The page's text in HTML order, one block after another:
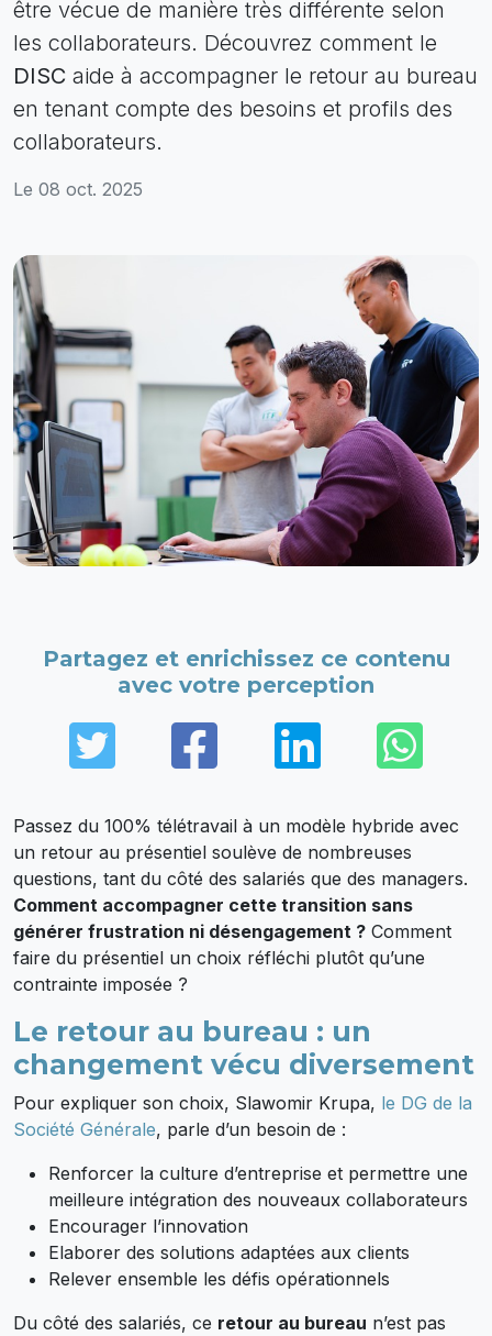
être vécue de manière très différente selon
les collaborateurs. Découvrez comment le
DISC aide à accompagner le retour au bureau
en tenant compte des besoins et profils des
collaborateurs.
Le 08 oct. 2025
Partagez et enrichissez ce contenu
avec votre perception
TwitterFacebook
LinkedIn
Passez du 100% télétravail à un modèle hybride avec
un retour au présentiel soulève de nombreuses
questions, tant du côté des salariés que des managers.
Comment accompagner cette transition sans
générer frustration ni désengagement ? Comment
faire du présentiel un choix réfléchi plutôt qu’une
contrainte imposée ?
Le retour au bureau : un
changement vécu diversement
Pour expliquer son choix, Slawomir Krupa, le DG de la
Société Générale, parle d’un besoin de :
Renforcer la culture d’entreprise et permettre une
meilleure intégration des nouveaux collaborateurs
Encourager l’innovation
Elaborer des solutions adaptées aux clients
Relever ensemble les défis opérationnels
Du côté des salariés, ce retour au bureau n’est pas